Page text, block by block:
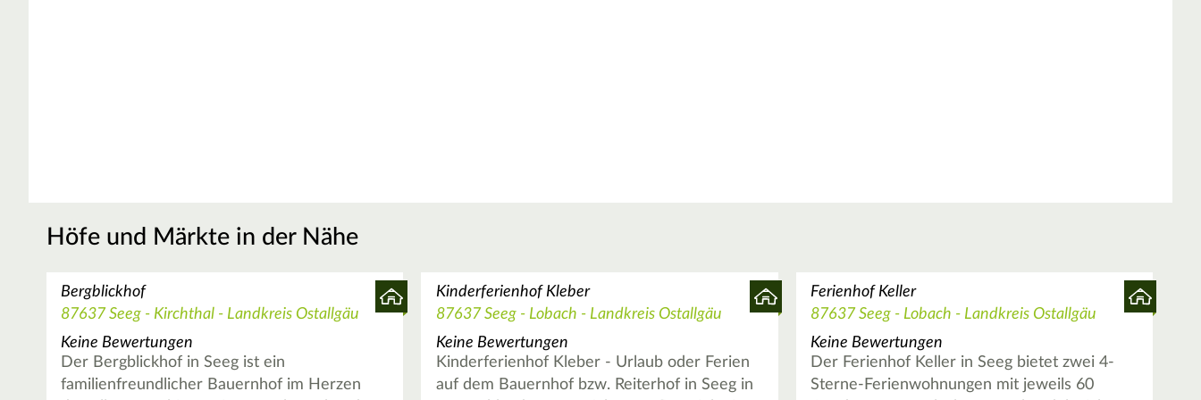
Höfe und Märkte in der Nähe
Bergblickhof
87637 Seeg - Kirchthal - Landkreis Ostallgäu
Keine Bewertungen
Der Bergblickhof in Seeg ist ein
familienfreundlicher Bauernhof im Herzen
Kinderferienhof Kleber
87637 Seeg - Lobach - Landkreis Ostallgäu
Keine Bewertungen
Kinderferienhof Kleber - Urlaub oder Ferien
auf dem Bauernhof bzw. Reiterhof in Seeg in
Ferienhof Keller
87637 Seeg - Lobach - Landkreis Ostallgäu
Keine Bewertungen
Der Ferienhof Keller in Seeg bietet zwei 4-
Sterne-Ferienwohnungen mit jeweils 60